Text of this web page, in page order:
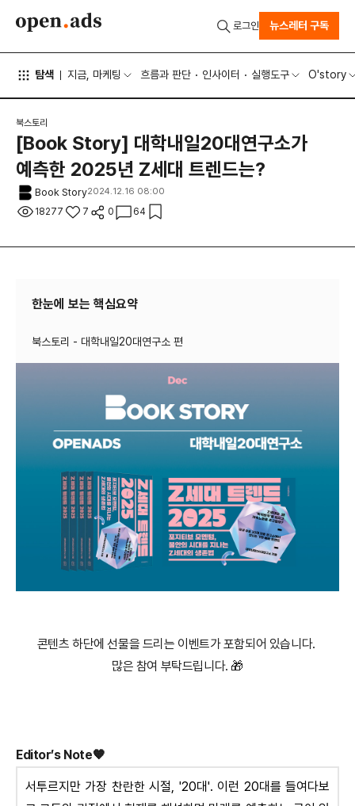
탐색 지금, 마케팅 흐름과 판단 인사이터 실행도구 O'story
로그인 뉴스레터 구독
북스토리
[Book Story] 대학내일20대연구소가
예측한 2025년 Z세대 트렌드는?
Book Story2024.12.16 08:00
18277 7 0 64
한눈에 보는 핵심요약
콘텐츠 하단에 선물을 드리는 이벤트가 포함되어 있습니다.
많은 참여 부탁드립니다. 🎁
Editor’s Note🧡
서투르지만 가장 찬란한 시절, '20대'. 이런 20대를 들여다보